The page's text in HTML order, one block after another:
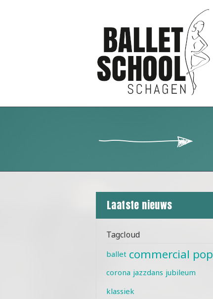
Laatste nieuws
Tagcloud
ballet commercial pop
corona jazzdans jubileum
klassiek